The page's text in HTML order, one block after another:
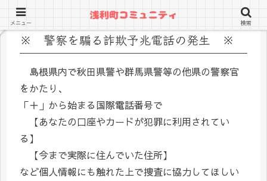
※ 警察を騙る詐欺予兆電話の発生 ※
島根県内で秋田県警や群馬県警等の他県の警察官
をかたり、
「＋」から始まる国際電話番号で
【あなたの口座やカードが犯罪に利用されてい
る】
【今まで実際に住んでいた住所】
など個人情報にも触れた上で捜査に協力してほしい
メニュー 検索